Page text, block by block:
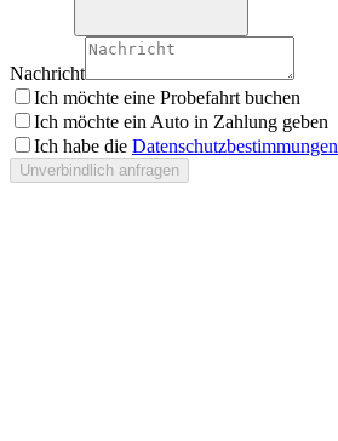
Nachricht
Ich möchte eine Probefahrt buchen
Ich möchte ein Auto in Zahlung geben
Ich habe die Datenschutzbestimmungen
Unverbindlich anfragen